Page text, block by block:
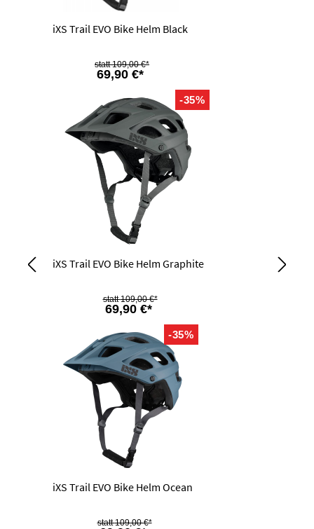
iXS Trail EVO Bike Helm Black
69,90 €*
109,00 €*
-35%
iXS Trail EVO Bike Helm Graphite
69,90 €*
109,00 €*
-35%
iXS Trail EVO Bike Helm Ocean
109,00 €*